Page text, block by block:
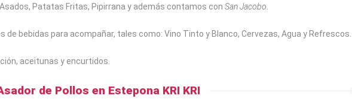
Patatas Fritas, Pipirrana y además contamos con San Jacobo
bebidas para acompañar, tales como: Vino Tinto y Blanco, Cervezas, Agua y Refrescos.
aceitunas y encurtidos.
de Pollos en Estepona KRI KRI